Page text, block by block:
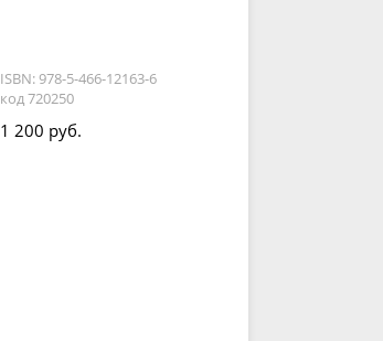
ISBN: 978-5-466-12163-6
код 720250
1 200 руб.